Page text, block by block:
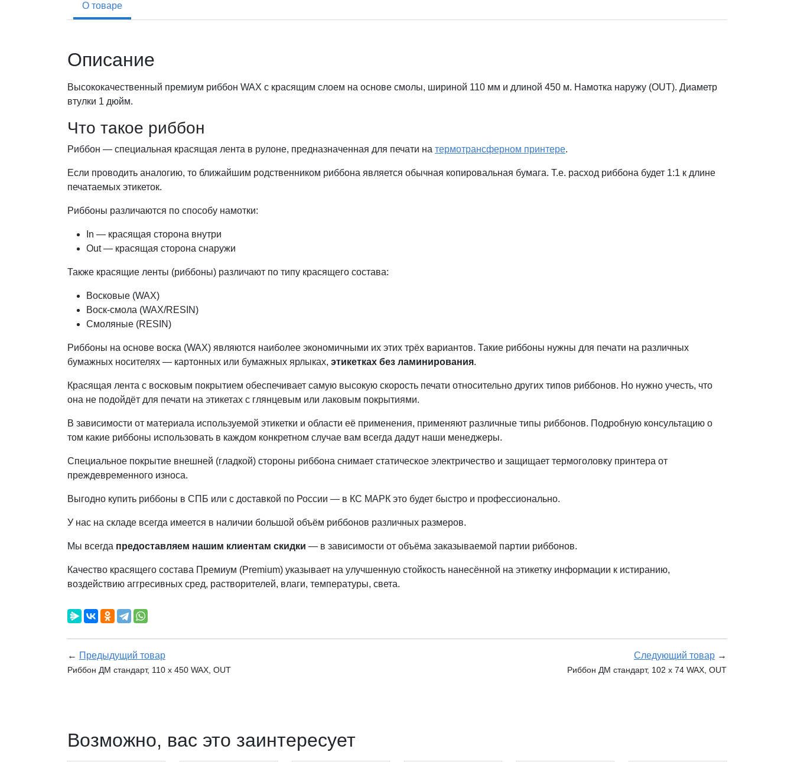
О товаре
Описание
Высококачественный премиум риббон WAX с красящим слоем на основе смолы, шириной 110 мм и длиной 450 м. Намотка наружу (OUT). Диаметр
втулки 1 дюйм.
Что такое риббон
Риббон — специальная красящая лента в рулоне, предназначенная для печати на термотрансферном принтере.
Если проводить аналогию, то ближайшим родственником риббона является обычная копировальная бумага. Т.е. расход риббона будет 1:1 к длине
печатаемых этикеток.
Риббоны различаются по способу намотки:
In — красящая сторона внутри
Out — красящая сторона снаружи
Также красящие ленты (риббоны) различают по типу красящего состава:
Восковые (WAX)
Воск-смола (WAX/RESIN)
Смоляные (RESIN)
Риббоны на основе воска (WAX) являются наиболее экономичными их этих трёх вариантов. Такие риббоны нужны для печати на различных
бумажных носителях — картонных или бумажных ярлыках, этикетках без ламинирования.
Красящая лента с восковым покрытием обеспечивает самую высокую скорость печати относительно других типов риббонов. Но нужно учесть, что
она не подойдёт для печати на этикетах с глянцевым или лаковым покрытиями.
В зависимости от материала используемой этикетки и области её применения, применяют различные типы риббонов. Подробную консультацию о
том какие риббоны использовать в каждом конкретном случае вам всегда дадут наши менеджеры.
Специальное покрытие внешней (гладкой) стороны риббона снимает статическое электричество и защищает термоголовку принтера от
преждевременного износа.
Выгодно купить риббоны в СПБ или с доставкой по России — в КС МАРК это будет быстро и профессионально.
У нас на складе всегда имеется в наличии большой объём риббонов различных размеров.
Мы всегда предоставляем нашим клиентам скидки — в зависимости от объёма заказываемой партии риббонов.
Качество красящего состава Премиум (Premium) указывает на улучшенную стойкость нанесённой на этикетку информации к истиранию,
воздействию аггресивных сред, растворителей, влаги, температуры, света.
← Предыдущий товар
Риббон ДМ стандарт, 110 х 450 WAX, OUT
Следующий товар →
Риббон ДМ стандарт, 102 х 74 WAX, OUT
Возможно, вас это заинтересует